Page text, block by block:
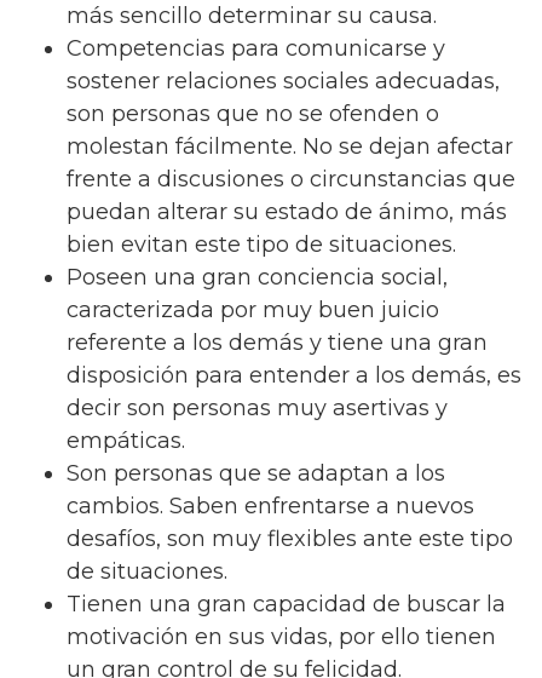
más sencillo determinar su causa.
Competencias para comunicarse y
sostener relaciones sociales adecuadas,
son personas que no se ofenden o
molestan fácilmente. No se dejan afectar
frente a discusiones o circunstancias que
puedan alterar su estado de ánimo, más
bien evitan este tipo de situaciones.
Poseen una gran conciencia social,
caracterizada por muy buen juicio
referente a los demás y tiene una gran
disposición para entender a los demás, es
decir son personas muy asertivas y
empáticas.
Son personas que se adaptan a los
cambios. Saben enfrentarse a nuevos
desafíos, son muy flexibles ante este tipo
de situaciones.
Tienen una gran capacidad de buscar la
motivación en sus vidas, por ello tienen
un gran control de su felicidad.